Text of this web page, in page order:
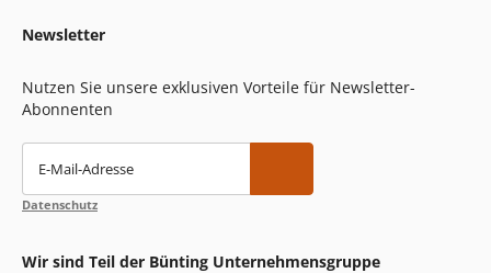
Newsletter
Nutzen Sie unsere exklusiven Vorteile für Newsletter-
Abonnenten
E-Mail-Adresse
Datenschutz
Wir sind Teil der Bünting Unternehmensgruppe